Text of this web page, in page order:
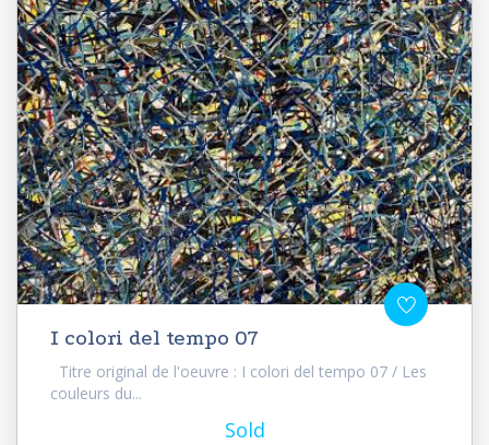
I colori del tempo 07
Titre original de l'oeuvre : I colori del tempo 07 / Les
couleurs du...
Sold